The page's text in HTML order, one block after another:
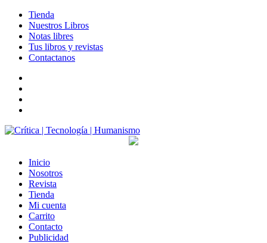
Tienda
Nuestros Libros
Notas libres
Tus libros y revistas
Contactanos
Inicio
Nosotros
Revista
Tienda
Mi cuenta
Carrito
Contacto
Publicidad